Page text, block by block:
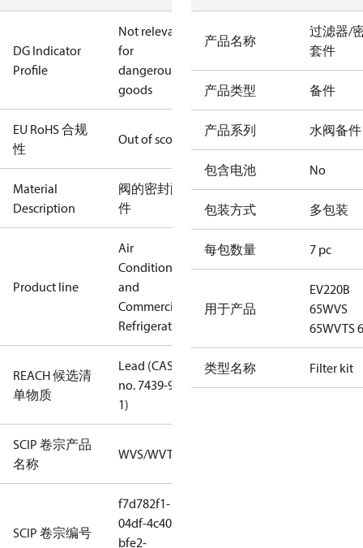
DG Indicator
Profile
Not relevant
for
dangerous
goods
EU RoHS 合规
性
Out of scope
Material
Description
阀的密封配
件
Product line
Air
Conditioning
and
Commercial
Refrigeration
REACH 候选清
单物质
Lead (CAS
no. 7439-92-
1)
SCIP 卷宗产品
名称
WVS/WVTS
SCIP 卷宗编号
f7d782f1-
04df-4c40-
bfe2-
产品名称
过滤器/
套件
产品类型 备件
产品系列 水阀备件
包含电池 No
包装方式 多包装
每包数量 7 pc
用于产品
EV220B
65WVS
65WVTS
类型名称 Filter kit